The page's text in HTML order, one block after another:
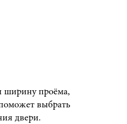
ширину проёма,
выбрать
двери.